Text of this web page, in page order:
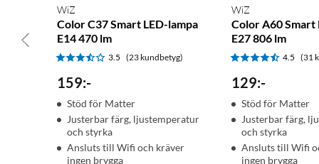
Wattmotsvarighet: 40 W
Energieffektivitetsetikett: F
WiZ
Color C37 Smart LED-lampa
E14 470 lm
3.5 (23 kundbetyg)
159:-
Stöd för Matter
Justerbar färg, ljustemperatur
och styrka
Ansluts till Wifi och kräver
ingen brygga
WiZ
Color A60 Smart
E27 806 lm
4.5 (31
129:-
Stöd för Matter
Justerbar färg,
och styrka
Ansluts till Wifi
ingen brygga